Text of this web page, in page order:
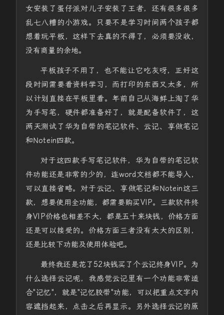
女安装了蛋仔派对儿子安装了王者，还有很多很多
乱七八糟的小游戏。只要不是学习时间两个孩子都
想着玩平板，这样下去真的不得了，必须要没收，
没有商量的余地。
平板孩子不用了，也不能让它吃灰呀，正好这
段时间需要看资料学习，而打印的东西又太多，所
以计划直接在平板里看。年前自己从海鲜上淘了华
为手写笔，硬件都准备好了，就是配备软件了，这
两天测试了华为自带的笔记软件、云记、享做笔记
和Notein四款。
对于这四款手写笔记软件，华为自带的笔记软
件功能还是非常的少的，连word文档都不能导入，
可以直接省略。对于云记、享做笔记和Notein这三
款，想要使用全功能，都需要购买VIP。三款软件终
身VIP价格也相差不大，都是五十来块钱，价格方面
还是可以接受的。价格方面三者没有太大的区别，
还是比较下功能及使用体验吧。
最终我还是花了52块钱买了个云记终身VIP。为
什么选择云记呢，我感觉云记里有一个功能非常适
合"记忆"，就是"记忆胶带"功能，可以把重点文字内
容遮挡起来，点击之后再显示。另外选择云记的原